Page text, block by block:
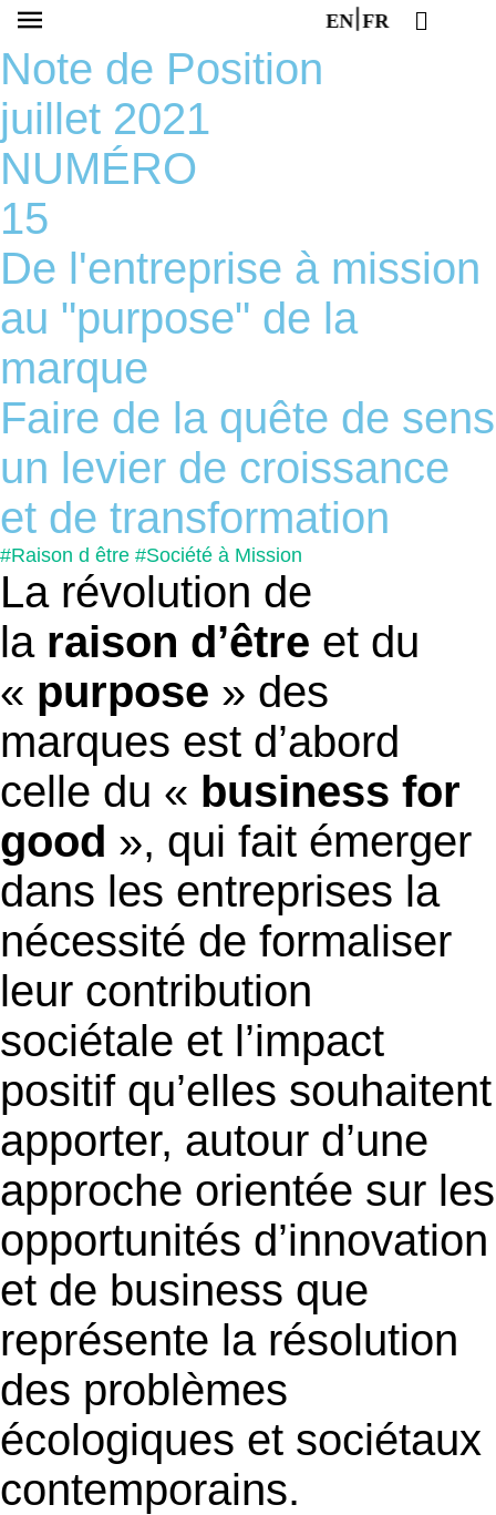
EN FR
Note de Position
juillet 2021
NUMÉRO
15
De l'entreprise à mission
au "purpose" de la
marque
Faire de la quête de sens
un levier de croissance
et de transformation
#Raison d être #Société à Mission
La révolution de
la raison d’être et du
« purpose » des
marques est d’abord
celle du « business for
good », qui fait émerger
dans les entreprises la
nécessité de formaliser
leur contribution
sociétale et l’impact
positif qu’elles souhaitent
apporter, autour d’une
approche orientée sur les
opportunités d’innovation
et de business que
représente la résolution
des problèmes
écologiques et sociétaux
contemporains.